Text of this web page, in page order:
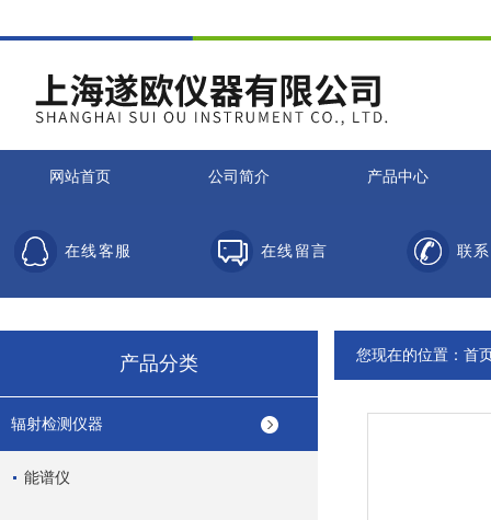
网站首页 公司简介 产品中心
在线客服 在线留言 联
产品分类
辐射检测仪器
能谱仪
您现在的位置： 首